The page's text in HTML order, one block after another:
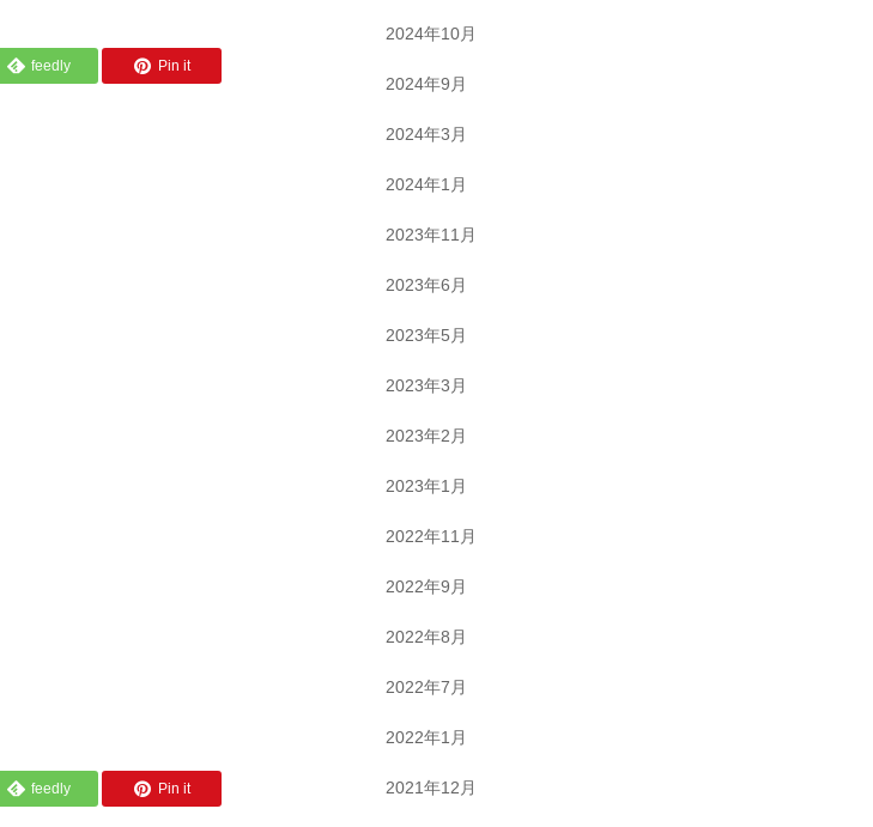
feedly Pin it
feedly Pin it
2024年10月
2024年9月
2024年3月
2024年1月
2023年11月
2023年6月
2023年5月
2023年3月
2023年2月
2023年1月
2022年11月
2022年9月
2022年8月
2022年7月
2022年1月
2021年12月